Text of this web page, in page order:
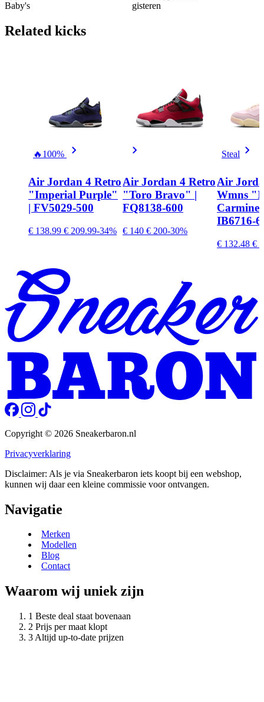
Baby's
gisteren
Related kicks
🔥 100%
Air Jordan 4 Retro
"Imperial Purple"
| FV5029-500
€ 138.99 € 209.99-34%
Air Jordan 4 Retro
"Toro Bravo" |
FQ8138-600
€ 140 € 200-30%
Steal
Air
Wmns
IB6716-
€ 132.48 €
Copyright © 2026 Sneakerbaron.nl
Privacyverklaring
Disclaimer: Als je via Sneakerbaron iets koopt bij een webshop,
kunnen wij daar een kleine commissie voor ontvangen.
Navigatie
Merken
Modellen
Blog
Contact
Waarom wij uniek zijn
Beste deal staat bovenaan
Prijs per maat klopt
Altijd up-to-date prijzen